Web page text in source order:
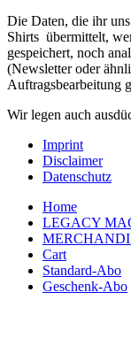
Die Daten, die ihr
Shirts übermittelt,
gespeichert, noch
(Newsletter oder
Auftragsbearbeitung
Wir legen auch
Imprint
Disclaimer
Datenschutz
Home
LEGACY
Cart
Standard-Abo
Geschenk-Abo